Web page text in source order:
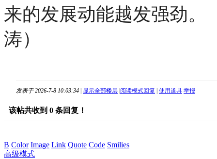
来的发展动能越发强劲。
涛）
发表于 2026-7-8 10:03:34 | 显示全部楼层 |阅读模式回复 | 使用道具 举报
该帖共收到 0 条回复！
B Color Image Link Quote Code Smilies
高级模式